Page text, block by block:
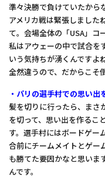
準々決勝で負けていたから
アメリカ戦は緊張しました
て。会場全体の「USA」コ
私はアウェーの中で試合を
いう気持ちが湧くんですよ
全然違うので、だからこそ
・パリの選手村での思い出
髪を切りに行ったら、まさ
を切って、思い出を作るこ
す。選手村にはボードゲー
合前にチームメイトとゲー
も勝てた要因かなと思いま
んです。